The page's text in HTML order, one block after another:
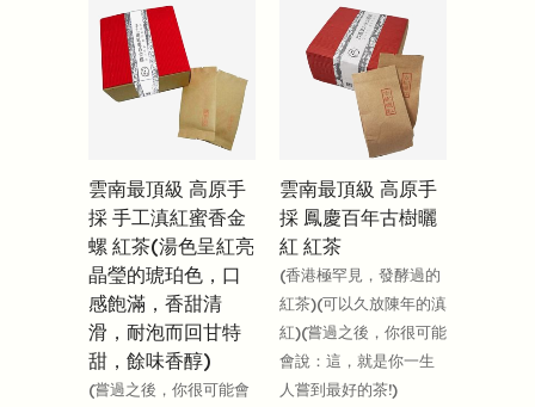
雲南最頂級 高原手
採 手工滇紅蜜香金
螺 紅茶(湯色呈紅亮
晶瑩的琥珀色，口
感飽滿，香甜清
滑，耐泡而回甘特
甜，餘味香醇)
(嘗過之後，你很可能會
雲南最頂級 高原手
採 鳳慶百年古樹曬
紅 紅茶
(香港極罕見，發酵過的
紅茶)(可以久放陳年的滇
紅)(嘗過之後，你很可能
會說：這，就是你一生
人嘗到最好的茶!)